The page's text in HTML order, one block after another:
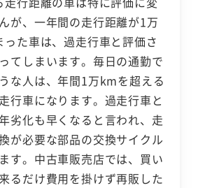
が、一年間の走行距離が1万
た車は、過走行車と評価さ
てしまいます。毎日の通勤で
な人は、年間1万kmを超える
行車になります。過走行車と
劣化も早くなると言われ、走
が必要な部品の交換サイクル
す。中古車販売店では、買い
るだけ費用を掛けず再販した